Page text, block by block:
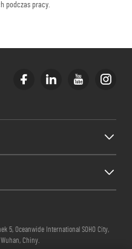
podczas pracy.
5, Oceanwide International SOHO City,
Chiny.